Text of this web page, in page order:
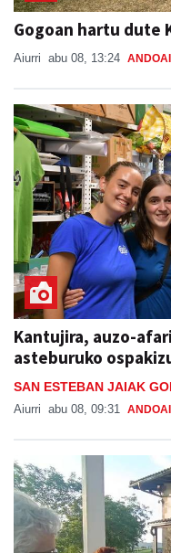
Gogoan hartu dute
Aiurri abu 08, 13:24
Kantujira, auzo-
asteburuko
SAN ESTEBAN JAIAK
Aiurri abu 08, 09:31